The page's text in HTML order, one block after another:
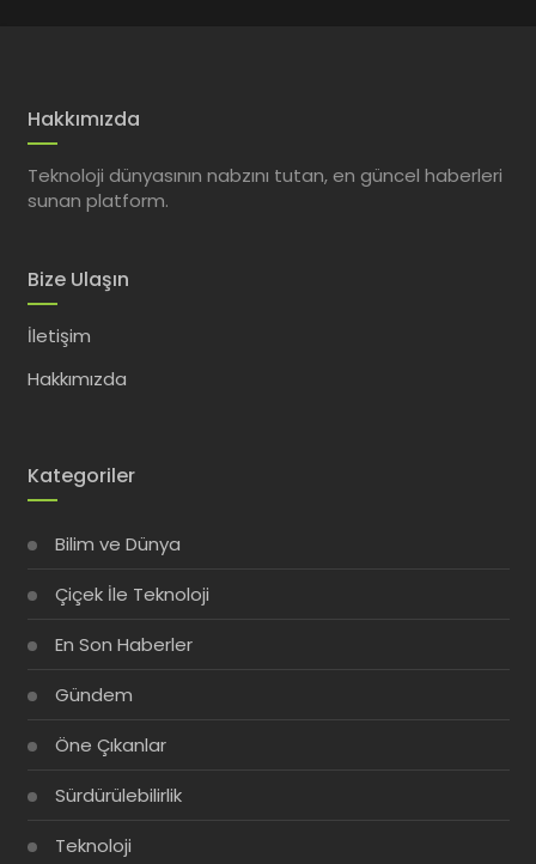
Hakkımızda
Teknoloji dünyasının nabzını tutan, en güncel haberleri
sunan platform.
Bize Ulaşın
İletişim
Hakkımızda
Kategoriler
Bilim ve Dünya
Çiçek İle Teknoloji
En Son Haberler
Gündem
Öne Çıkanlar
Sürdürülebilirlik
Teknoloji